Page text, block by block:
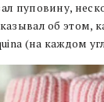
пуповину,
об этом,
(на каждом